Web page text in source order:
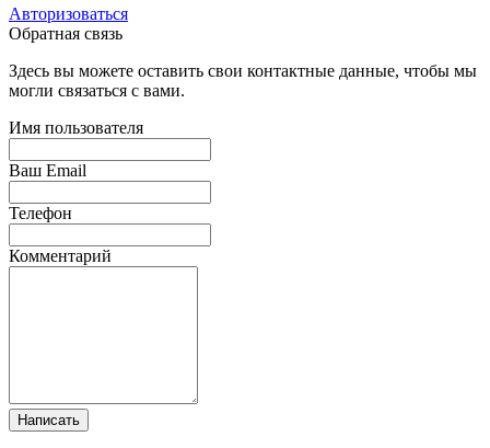
Авторизоваться
Обратная связь
Здесь вы можете оставить свои контактные данные, чтобы мы
могли связаться с вами.
Имя пользователя
Ваш Email
Телефон
Комментарий
Написать